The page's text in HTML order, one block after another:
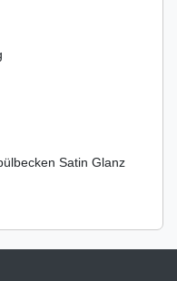
Satin Glanz